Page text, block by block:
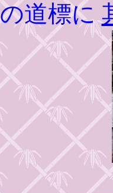
道標に